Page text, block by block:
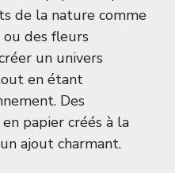
de la nature comme
ou des fleurs
un univers
en étant
Des
en papier créés à la
ajout charmant.